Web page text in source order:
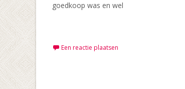
goedkoop was en wel
Een reactie plaatsen